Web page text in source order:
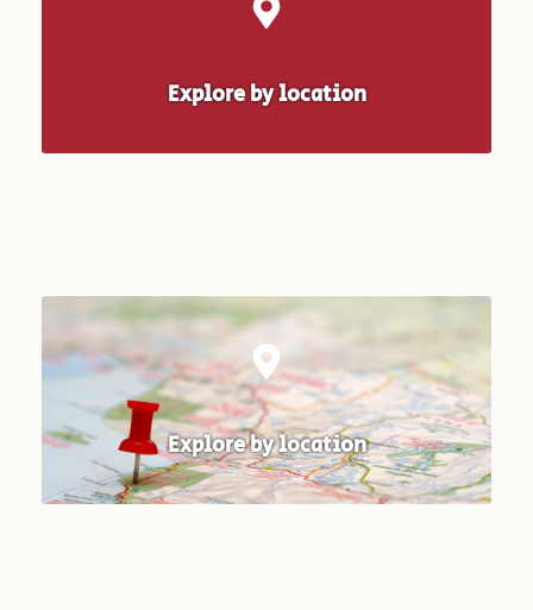
Explore by location
Explore by location